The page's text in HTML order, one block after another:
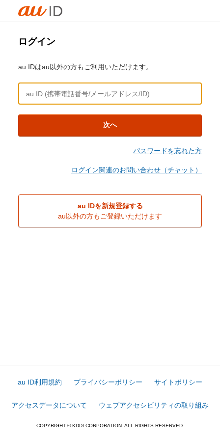
ログイン
au IDはau以外の方もご利用いただけます。
次へ
パスワードを忘れた方
ログイン関連のお問い合わせ（チャット）
au IDを新規登録する
au以外の方もご登録いただけます
au ID利用規約 プライバシーポリシー サイトポリシー
アクセスデータについて ウェブアクセシビリティの取り組み
COPYRIGHT © KDDI CORPORATION. ALL RIGHTS RESERVED.